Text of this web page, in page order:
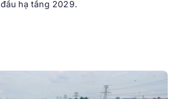
hạ tầng 2029.